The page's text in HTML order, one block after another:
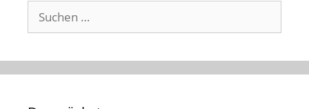
Suchen
nach: